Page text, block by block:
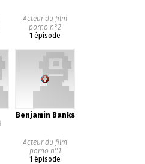
Acteur du film
porno n°2
1 épisode
Benjamin Banks
Acteur du film
porno n°1
1 épisode